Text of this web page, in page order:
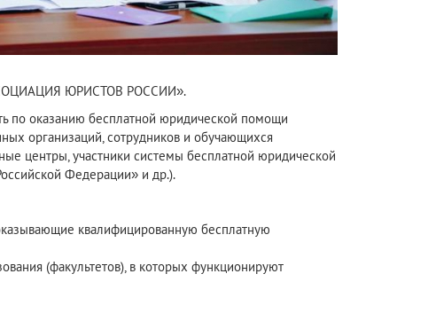
ЮРИСТОВ РОССИИ».
по оказанию бесплатной юридической помощи
организаций, сотрудников и обучающихся
центры, участники системы бесплатной юридической
Федерации» и др.).
квалифицированную бесплатную
(факультетов), в которых функционируют